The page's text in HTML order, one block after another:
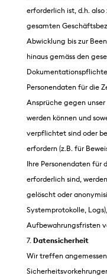
erforderlich ist, d.h.
gesamten
Abwicklung bis zur
hinaus gemäss den
Personendaten für die
Ansprüche gegen
werden können und
verpflichtet sind oder
erfordern (z.B. für
Ihre Personendaten für
erforderlich sind,
gelöscht oder
Systemprotokolle,
Aufbewahrungsfristen
Datensicherheit
Wir treffen